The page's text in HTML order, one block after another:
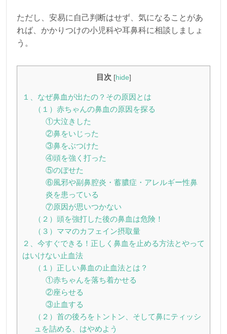
ただし、安易に自己判断はせず、気になることがあ
れば、かかりつけの小児科や耳鼻科に相談しましょ
う。
目次 [hide]
１、なぜ鼻血が出たの？その原因とは
（１）赤ちゃんの鼻血の原因を探る
①大泣きした
②鼻をいじった
③鼻をぶつけた
④頭を強く打った
⑤のぼせた
⑥風邪や副鼻腔炎・蓄膿症・アレルギー性鼻
炎を患っている
⑦原因が思いつかない
（２）頭を強打した後の鼻血は危険！
（３）ママのカフェイン摂取量
２、今すぐできる！正しく鼻血を止める方法とやって
はいけない止血法
（１）正しい鼻血の止血法とは？
①赤ちゃんを落ち着かせる
②座らせる
③止血する
（２）首の後ろをトントン、そして鼻にティッシ
ュを詰める、はやめよう